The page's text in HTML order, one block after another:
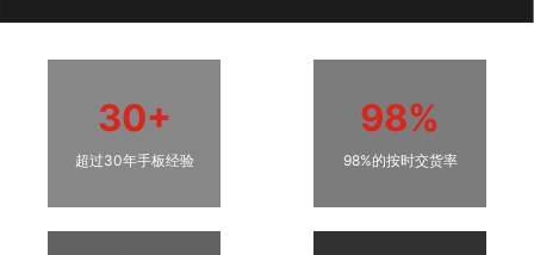
30+
超过30年手板经验
98%
98%的按时交货率